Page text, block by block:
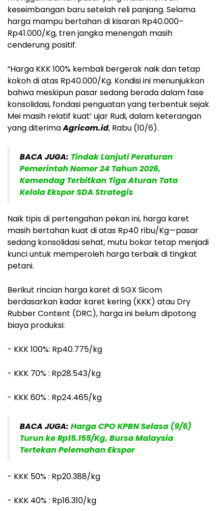
keseimbangan baru setelah reli panjang. Selama
harga mampu bertahan di kisaran Rp40.000–
Rp41.000/Kg, tren jangka menengah masih
cenderung positif.
“Harga KKK 100% kembali bergerak naik dan tetap
kokoh di atas Rp40.000/Kg. Kondisi ini menunjukkan
bahwa meskipun pasar sedang berada dalam fase
konsolidasi, fondasi penguatan yang terbentuk sejak
Mei masih relatif kuat’ ujar Rudi, dalam keterangan
yang diterimaAgricom.id, Rabu (10/6).
BACA JUGA: Tindak Lanjuti Peraturan
Pemerintah Nomor 24 Tahun 2026,
Kemendag Terbitkan Tiga Aturan Tata
Kelola Ekspor SDA Strategis
Naik tipis di pertengahan pekan ini, harga karet
masih bertahan kuat di atas Rp40 ribu/Kg—pasar
sedang konsolidasi sehat, mutu bokar tetap menjadi
kunci untuk memperoleh harga terbaik di tingkat
petani.
Berikut rincian harga karet di SGX Sicom
berdasarkan kadar karet kering (KKK) atau Dry
Rubber Content (DRC), harga ini belum dipotong
biaya produksi:
- KKK 100%: Rp40.775/kg
- KKK 70% : Rp28.543/kg
- KKK 60% : Rp24.465/kg
BACA JUGA: Harga CPO KPBN Selasa (9/6)
Turun ke Rp15.155/Kg, Bursa Malaysia
Tertekan Pelemahan Ekspor
- KKK 50% : Rp20.388/kg
- KKK 40% : Rp16.310/kg